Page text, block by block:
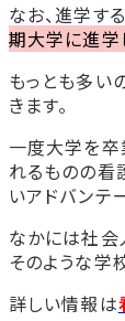
なお、進学す
期大学に進
もっとも多い
きます。
一度大学を卒
れるものの看
いアドバンテ
なかには社会
そのような学
詳しい情報は